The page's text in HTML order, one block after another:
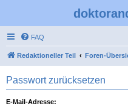
FAQ
Redaktioneller Teil Foren-
Passwort zurücksetzen
E-Mail-Adresse: